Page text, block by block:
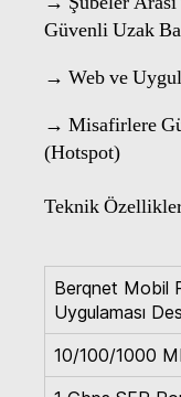
Güvenli Uzak
→ Web ve
→ Misafirlere
(Hotspot)
Teknik
Berqnet Mobil
Uygulaması
10/100/1000